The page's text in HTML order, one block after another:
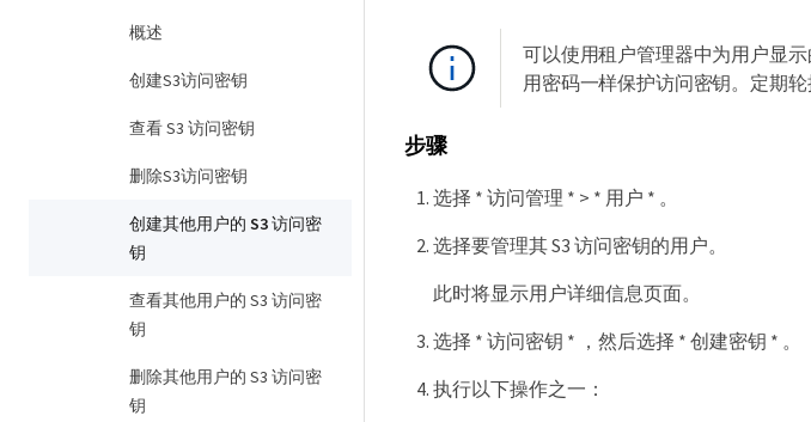
概述
创建S3访问密钥
查看 S3 访问密钥
删除S3访问密钥
创建其他用户的 S3 访问密
钥
查看其他用户的 S3 访问密
钥
删除其他用户的 S3 访问密
钥
可以使用租户管理器中为用户显
用密码一样保护访问密钥。定期
步骤
选择 * 访问管理 * > * 用户 * 。
选择要管理其 S3 访问密钥的用户。
此时将显示用户详细信息页面。
选择 * 访问密钥 * ，然后选择 * 创建密钥 * 。
执行以下操作之一：